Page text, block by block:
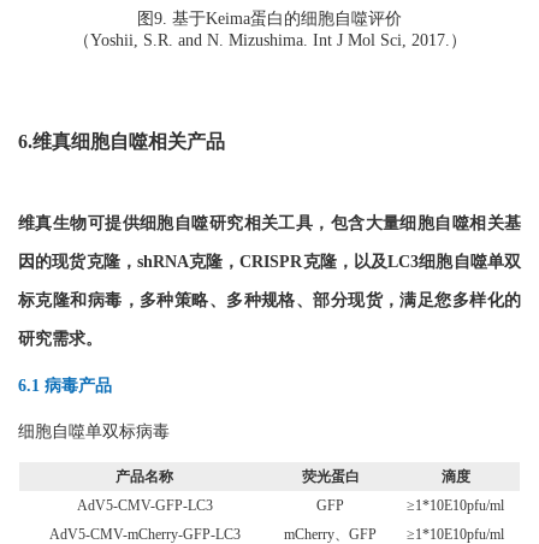
图9. 基于Keima蛋白的细胞自噬评价
（Yoshii, S.R. and N. Mizushima. Int J Mol Sci, 2017.）
6.维真细胞自噬相关产品
维真生物可提供细胞自噬研究相关工具，包含大量细胞自噬相关基
因的现货克隆，shRNA克隆，CRISPR克隆，以及LC3细胞自噬单双
标克隆和病毒，多种策略、多种规格、部分现货，满足您多样化的
研究需求。
6.1 病毒产品
细胞自噬单双标病毒
产品名称 荧光蛋白
滴度
AdV5-CMV-GFP-LC3
GFP
≥1*10E10pfu/ml
AdV5-CMV-mCherry-GFP-LC3
mCherry、GFP
≥1*10E10pfu/ml